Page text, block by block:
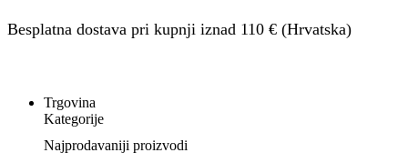
Besplatna dostava pri kupnji iznad 110 € (Hrvatska)
Trgovina
Kategorije
Najprodavaniji proizvodi